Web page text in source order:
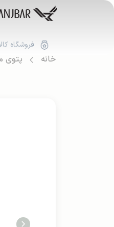
فروشگاه
خانه پتوی